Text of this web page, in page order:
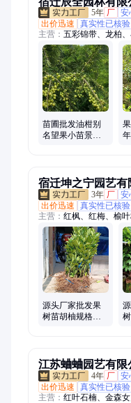
5年 厂 安
出价迅速
真实性已核验
主营： 五彩锦带、龙柏
女贞、卫矛、红枫、鸡
叶李、紫叶李、西府海
梅、美人梅、红梅、人
苗圃批发油柑别
名望果小苗景区
宿迁坤之宁园艺有
3年 厂 安
出价迅速
真实性已核验
主营： 红枫、红梅、榆
女贞、垂丝海棠、水蜡
五彩锦带、玉簪花、五
药、牡丹
源头厂家批发果
树苗胡柚规格齐
江苏蛐蛐园艺有限
4年 厂 安
出价迅速
真实性已核验
主营： 红叶石楠、金森